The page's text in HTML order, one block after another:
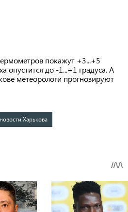
покажут +3...+5
опустится до -1...+1 градуса. А
метеорологи прогнозируют
новости Харькова